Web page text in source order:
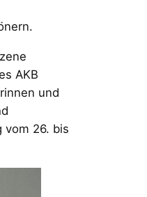
AKB
und
vom 26. bis